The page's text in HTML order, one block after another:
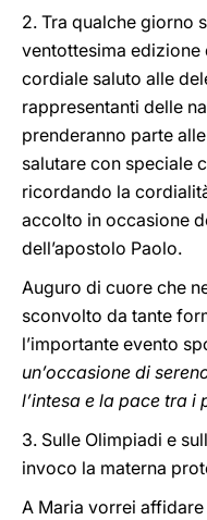
2. Tra qualche giorno
ventottesima edizione
cordiale saluto alle
rappresentanti delle
prenderanno parte
salutare con speciale
ricordando la
accolto in occasione
dell’apostolo Paolo.
Auguro di cuore che
sconvolto da tante
l’importante evento
un’occasione di
l’intesa e la pace tra i
3. Sulle Olimpiadi e
invoco la materna
A Maria vorrei